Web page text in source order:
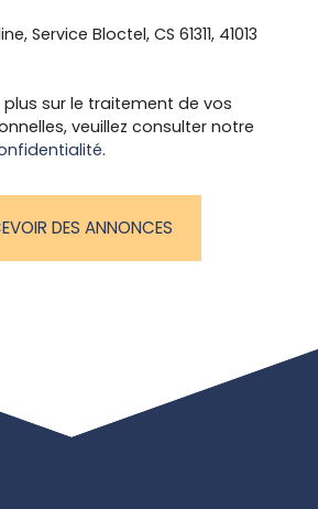
Service Bloctel, CS 61311, 41013
plus sur le traitement de vos
veuillez consulter notre
.
DES ANNONCES